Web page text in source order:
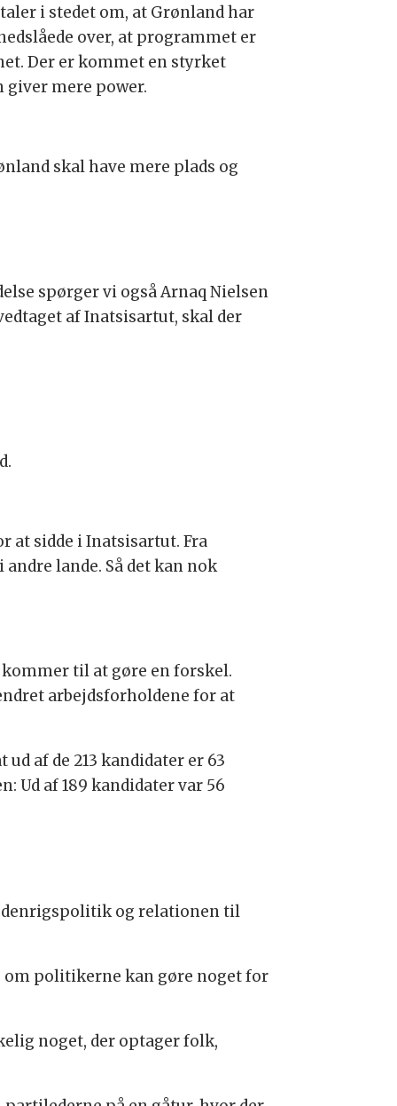
i stedet om, at Grønland har
over, at programmet er
Der er kommet en styrket
giver mere power.
skal have mere plads og
spørger vi også Arnaq Nielsen
af Inatsisartut, skal der
at sidde i Inatsisartut. Fra
lande. Så det kan nok
til at gøre en forskel.
arbejdsforholdene for at
af de 213 kandidater er 63
Ud af 189 kandidater var 56
og relationen til
om politikerne kan gøre noget for
noget, der optager folk,